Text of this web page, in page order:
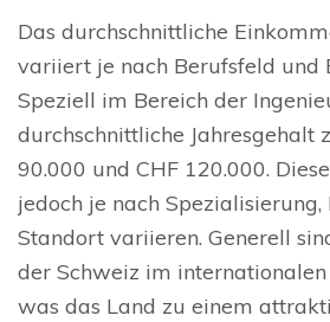
Das durchschnittliche
variiert je nach Berufsfeld und
Speziell im Bereich der
durchschnittliche Jahresgehalt
90.000 und CHF 120.000.
jedoch je nach Spezialisierung,
Standort variieren. Generell
der Schweiz im internationalen
was das Land zu einem